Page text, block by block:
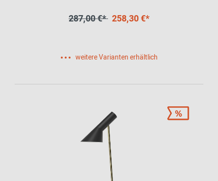
287,00 €* 258,30 €*
weitere Varianten erhältlich